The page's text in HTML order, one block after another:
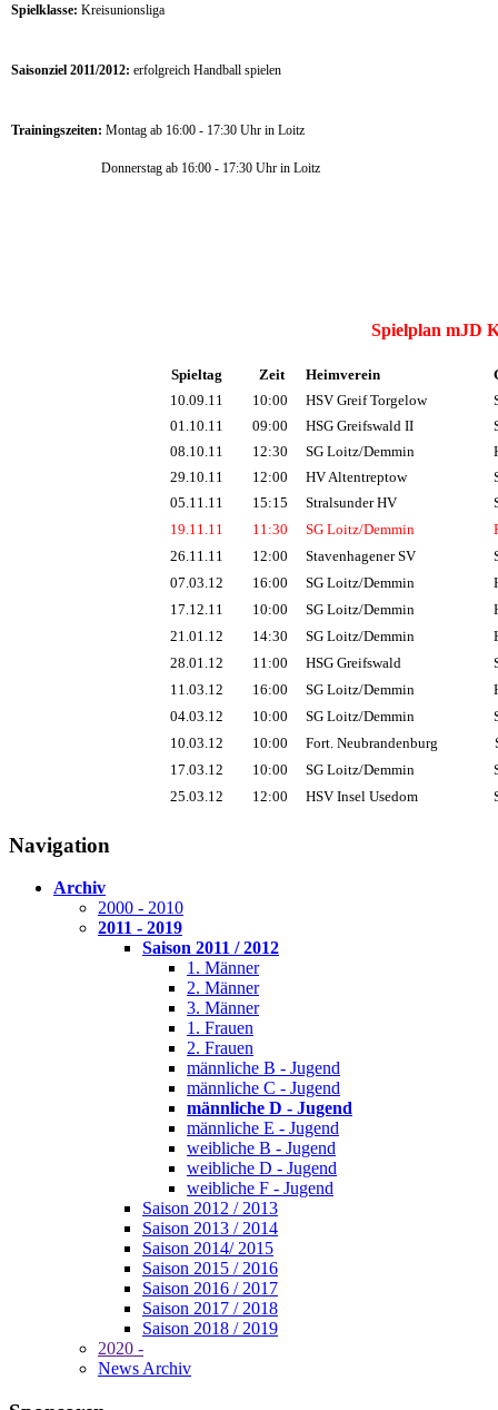
Spielklasse: Kreisunionsliga
Saisonziel 2011/2012: erfolgreich Handball spielen
Trainingszeiten: Montag ab 16:00 - 17:30 Uhr in Loitz
Donnerstag ab 16:00 - 17:30 Uhr in Loitz
Spielplan mJD
Spieltag Zeit Heimverein
10.09.11
10:00 HSV Greif Torgelow
01.10.11
09:00 HSG Greifswald II
08.10.11
12:30 SG Loitz/Demmin
29.10.11
12:00 HV Altentreptow
05.11.11
15:15 Stralsunder HV
19.11.11
11:30 SG Loitz/Demmin
26.11.11
12:00 Stavenhagener SV
07.03.12
16:00 SG Loitz/Demmin
17.12.11
10:00 SG Loitz/Demmin
21.01.12
14:30 SG Loitz/Demmin
28.01.12
11:00 HSG Greifswald
11.03.12
16:00 SG Loitz/Demmin
04.03.12
10:00 SG Loitz/Demmin
10.03.12
10:00 Fort. Neubrandenburg
17.03.12
10:00 SG Loitz/Demmin
25.03.12
12:00 HSV Insel Usedom
Navigation
Archiv
2000 - 2010
2011 - 2019
Saison 2011 / 2012
1. Männer
2. Männer
3. Männer
1. Frauen
2. Frauen
männliche B - Jugend
männliche C - Jugend
männliche D - Jugend
männliche E - Jugend
weibliche B - Jugend
weibliche D - Jugend
weibliche F - Jugend
Saison 2012 / 2013
Saison 2013 / 2014
Saison 2014/ 2015
Saison 2015 / 2016
Saison 2016 / 2017
Saison 2017 / 2018
Saison 2018 / 2019
2020 -
News Archiv